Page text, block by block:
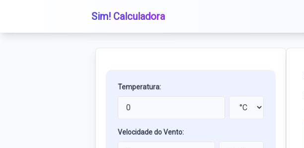
Sim! Calculadora
Temperatura:
Velocidade do Vento: